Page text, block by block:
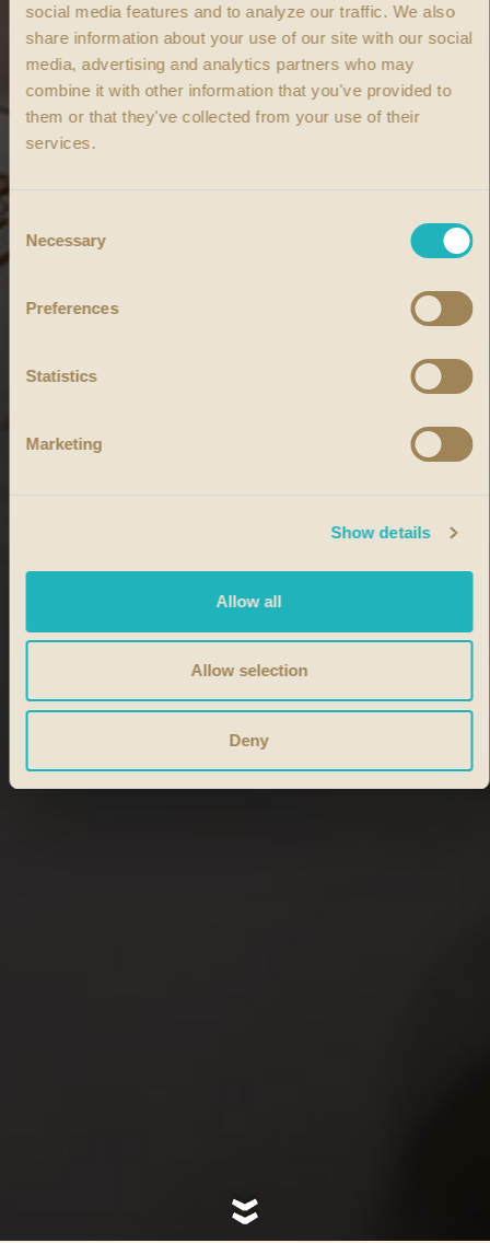
social media features and to analyze our traffic. We also
share information about your use of our site with our social
media, advertising and analytics partners who may
combine it with other information that you've provided to
them or that they've collected from your use of their
services.
Consent
Selection
Necessary
Preferences
Statistics
Marketing
Show details
Allow all
Allow selection
Deny